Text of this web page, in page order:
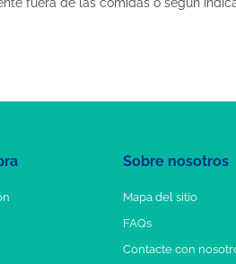
Sobre nosotros
Mapa del sitio
FAQs
Contacte con